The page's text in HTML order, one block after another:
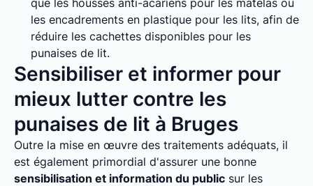
que les housses anti-acariens pour les matelas ou
les encadrements en plastique pour les lits, afin de
réduire les cachettes disponibles pour les
punaises de lit.
Sensibiliser et informer pour
mieux lutter contre les
punaises de lit à Bruges
Outre la mise en œuvre des traitements adéquats, il
est également primordial d'assurer une bonne
sensibilisation et information du public sur les